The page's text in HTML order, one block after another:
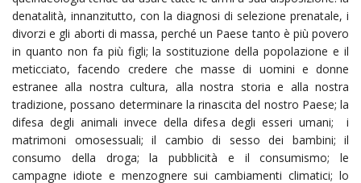
denatalità, innanzitutto, con la diagnosi di selezione prenatale, i
divorzi e gli aborti di massa, perché un Paese tanto è più povero
in quanto non fa più figli; la sostituzione della popolazione e il
meticciato, facendo credere che masse di uomini e donne
estranee alla nostra cultura, alla nostra storia e alla nostra
tradizione, possano determinare la rinascita del nostro Paese; la
difesa degli animali invece della difesa degli esseri umani; i
matrimoni omosessuali; il cambio di sesso dei bambini; il
consumo della droga; la pubblicità e il consumismo; le
campagne idiote e menzognere sui cambiamenti climatici; lo